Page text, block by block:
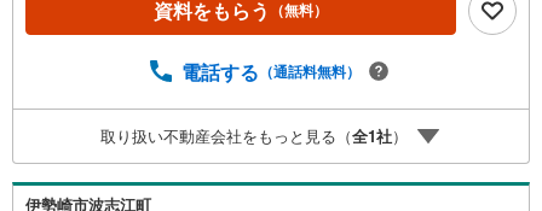
にご連絡下さい！現地を見学される場合は「室内・現地を
だけますとスムーズにご案内が可能です。＝＝＝＝＝＝＝
資料をもらう （無料）
電話する （通話料無料）
取り扱い不動産会社をもっと見る（全1社）
伊勢崎市波志江町